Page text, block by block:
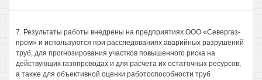
7. Результаты работы внедрены на предприятиях ООО «Севергаз-
пром» и используются при расследованиях аварийных разрушений
труб, для прогнозирования участков повышенного риска на
действующих газопроводах и для расчета их остаточных ресурсов,
а также для объективной оценки работоспособности труб